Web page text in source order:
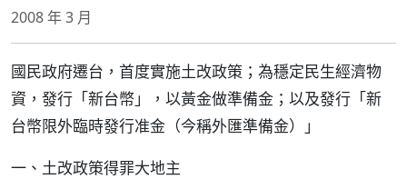
2008 年 3 月
國民政府遷台，首度實施土改政策；為穩定民生經濟物
資，發行「新台幣」，以黃金做準備金；以及發行「新
台幣限外臨時發行准金（今稱外匯準備金）」
一、土改政策得罪大地主